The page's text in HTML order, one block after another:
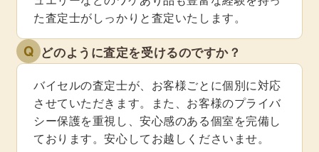
た査定士がしっかりと査定いたします。
Q どのように査定を受けるのですか？
バイセルの査定士が、お客様ごとに個別に対応
させていただきます。また、お客様のプライバ
シー保護を重視し、安心感のある個室を完備し
ております。安心してお越しくださいませ。